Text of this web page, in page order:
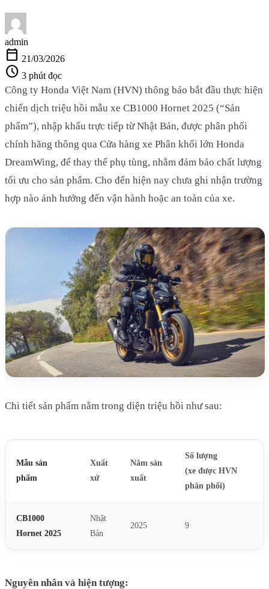
admin
calendar_today 21/03/2026
schedule 3 phút đọc
Công ty Honda Việt Nam (HVN) thông báo bắt đầu thực hiện
chiến dịch triệu hồi mẫu xe CB1000 Hornet 2025 (“Sản
phẩm”), nhập khẩu trực tiếp từ Nhật Bản, được phân phối
chính hãng thông qua Cửa hàng xe Phân khối lớn Honda
DreamWing, để thay thế phụ tùng, nhằm đảm bảo chất lượng
tối ưu cho sản phẩm. Cho đến hiện nay chưa ghi nhận trường
hợp nào ảnh hưởng đến vận hành hoặc an toàn của xe.
Chi tiết sản phẩm nằm trong diện triệu hồi như sau:
Mẫu sản
phẩm
Xuất
xứ
Năm sản
xuất
Số lượng
(xe được HVN
phân phối)
CB1000
Hornet 2025​
Nhật
Bản​
2025​ 9​
Nguyên nhân và hiện tượng: